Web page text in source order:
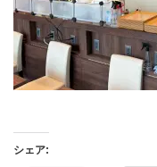
シェア: